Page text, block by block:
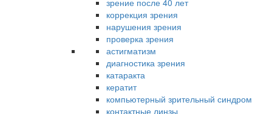
зрение после 40 лет
коррекция зрения
нарушения зрения
проверка зрения
астигматизм
диагностика зрения
катаракта
кератит
компьютерный зрительный синдром
контактные линзы